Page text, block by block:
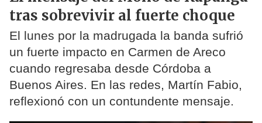
tras sobrevivir al fuerte choque
El lunes por la madrugada la banda sufrió
un fuerte impacto en Carmen de Areco
cuando regresaba desde Córdoba a
Buenos Aires. En las redes, Martín Fabio,
reflexionó con un contundente mensaje.